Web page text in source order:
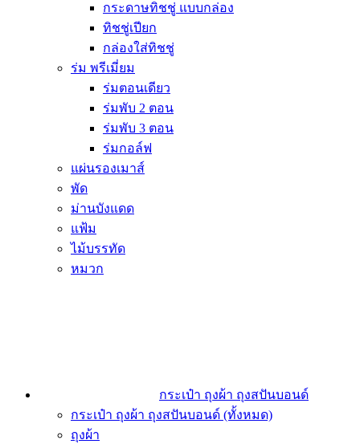
กระดาษทิชชู่ แบบกล่อง
ทิชชู่เปียก
กล่องใส่ทิชชู่
ร่ม พรีเมี่ยม
ร่มตอนเดียว
ร่มพับ 2 ตอน
ร่มพับ 3 ตอน
ร่มกอล์ฟ
แผ่นรองเมาส์
พัด
ม่านบังแดด
แฟ้ม
ไม้บรรทัด
หมวก
กระเป๋า ถุงผ้า ถุงสปันบอนด์
กระเป๋า ถุงผ้า ถุงสปันบอนด์ (ทั้งหมด)
ถุงผ้า